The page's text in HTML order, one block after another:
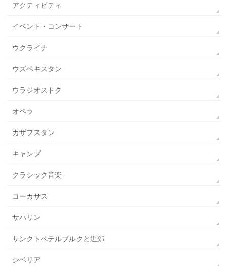
アクティビティ
イベント・コンサート
ウクライナ
ウズベキスタン
ウラジオストク
オペラ
カザフスタン
キャンプ
クラシック音楽
コーカサス
サハリン
サンクトペテルブルクと近郊
シベリア